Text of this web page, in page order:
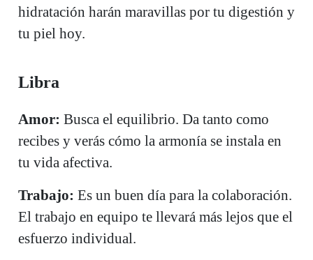
hidratación harán maravillas por tu digestión y
tu piel hoy.
Libra
Amor: Busca el equilibrio. Da tanto como
recibes y verás cómo la armonía se instala en
tu vida afectiva.
Trabajo: Es un buen día para la colaboración.
El trabajo en equipo te llevará más lejos que el
esfuerzo individual.